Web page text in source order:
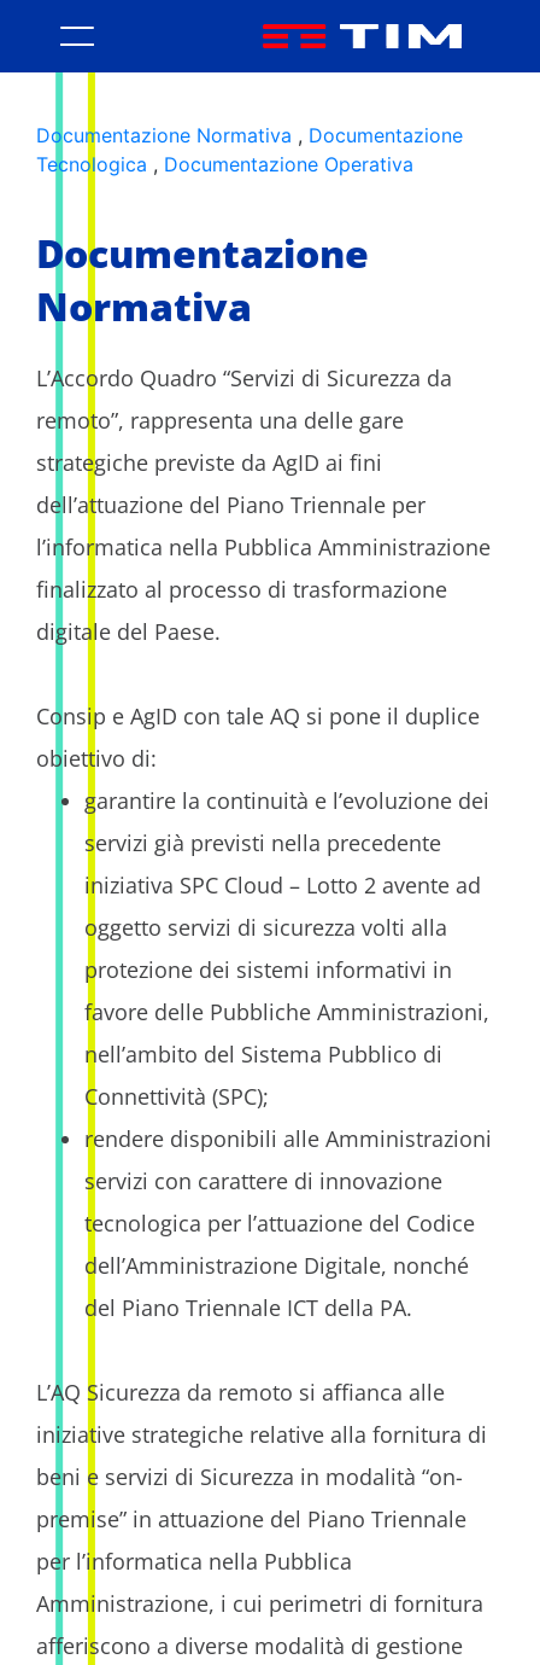
Area Informativa - Servizi di
Documentazione Normativa , Documentazione
Tecnologica , Documentazione Operativa
Documentazione
Normativa
L’Accordo Quadro “Servizi di Sicurezza da
remoto”, rappresenta una delle gare
strategiche previste da AgID ai fini
dell’attuazione del Piano Triennale per
l’informatica nella Pubblica Amministrazione
finalizzato al processo di trasformazione
digitale del Paese.
Consip e AgID con tale AQ si pone il duplice
obiettivo di:
garantire la continuità e l’evoluzione dei
servizi già previsti nella precedente
iniziativa SPC Cloud – Lotto 2 avente ad
oggetto servizi di sicurezza volti alla
protezione dei sistemi informativi in
favore delle Pubbliche Amministrazioni,
nell’ambito del Sistema Pubblico di
Connettività (SPC);
rendere disponibili alle Amministrazioni
servizi con carattere di innovazione
tecnologica per l’attuazione del Codice
dell’Amministrazione Digitale, nonché
del Piano Triennale ICT della PA.
L’AQ Sicurezza da remoto si affianca alle
iniziative strategiche relative alla fornitura di
beni e servizi di Sicurezza in modalità “on-
premise” in attuazione del Piano Triennale
per l’informatica nella Pubblica
Amministrazione, i cui perimetri di fornitura
afferiscono a diverse modalità di gestione